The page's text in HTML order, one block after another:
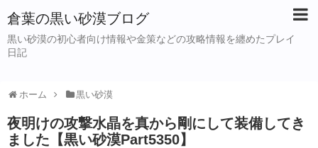
倉葉の黒い砂漠ブログ
黒い砂漠の初心者向け情報や金策などの攻略情報を纏めたプレイ
日記
ホーム 黒い砂漠
夜明けの攻撃水晶を真から剛にして装備してき
ました【黒い砂漠Part5350】